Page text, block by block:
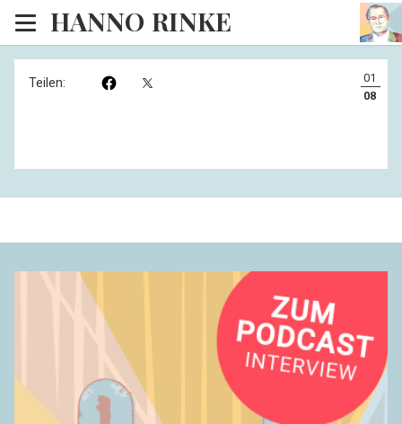
HANNO RINKE
Heim
EISINSEL
Blog
Hörsaal
Teilen:
01
08